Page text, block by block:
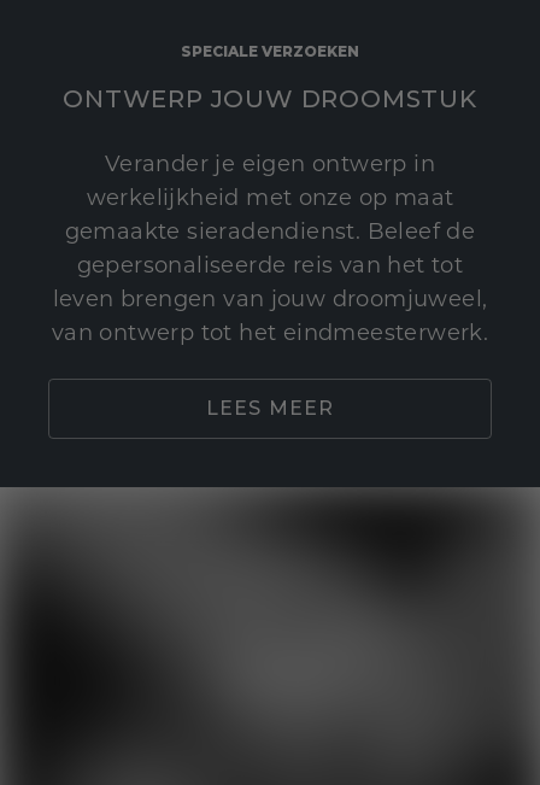
SPECIALE VERZOEKEN
ONTWERP JOUW DROOMSTUK
Verander je eigen ontwerp in
werkelijkheid met onze op maat
gemaakte sieradendienst. Beleef de
gepersonaliseerde reis van het tot
leven brengen van jouw droomjuweel,
van ontwerp tot het eindmeesterwerk.
LEES MEER